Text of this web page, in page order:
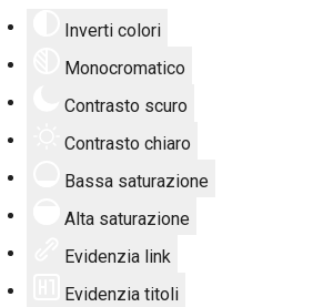
Inverti colori
Monocromatico
Contrasto scuro
Contrasto chiaro
Bassa saturazione
Alta saturazione
Evidenzia link
Evidenzia titoli